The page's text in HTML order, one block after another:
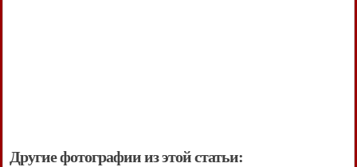
Другие фотографии из этой статьи: